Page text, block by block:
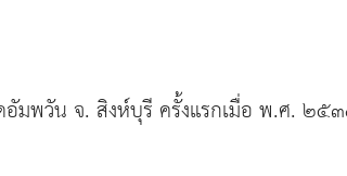
อัมพวัน จ. สิงห์บุรี ครั้งแรกเมื่อ พ.ศ. ๒๕